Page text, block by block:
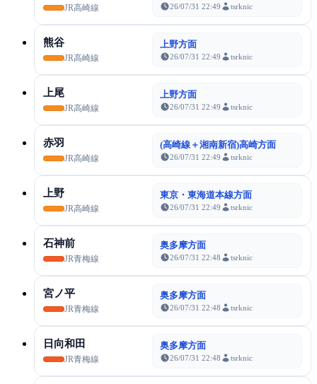
JR高崎線 26/07/31 22:49 tsrknic
熊谷
JR高崎線
上野方面
26/07/31 22:49 tsrknic
上尾
JR高崎線
上野方面
26/07/31 22:49 tsrknic
赤羽
JR高崎線
(高崎線＋湘南新宿)高崎方面
26/07/31 22:49 tsrknic
上野
JR高崎線
東京・東海道本線方面
26/07/31 22:49 tsrknic
石神前
JR青梅線
奥多摩方面
26/07/31 22:48 tsrknic
宮ノ平
JR青梅線
奥多摩方面
26/07/31 22:48 tsrknic
日向和田
JR青梅線
奥多摩方面
26/07/31 22:48 tsrknic